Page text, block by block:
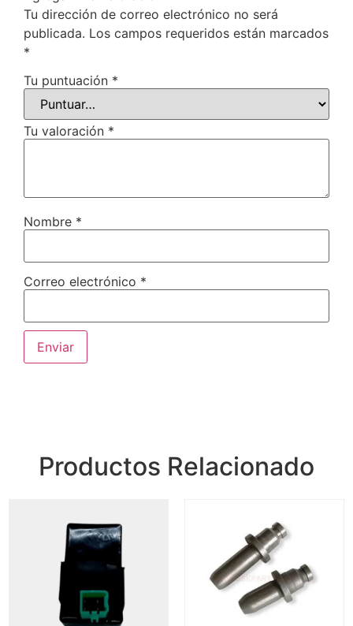
Tu dirección de correo electrónico no será
publicada. Los campos requeridos están marcados
*
Tu puntuación *
Tu valoración *
Nombre *
Correo electrónico *
Productos Relacionado